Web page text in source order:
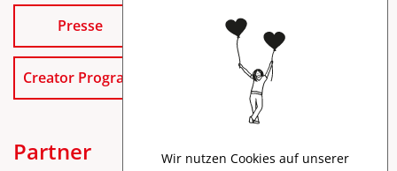
Presse
Creator Program
Partner
Wir nutzen Cookies auf unserer